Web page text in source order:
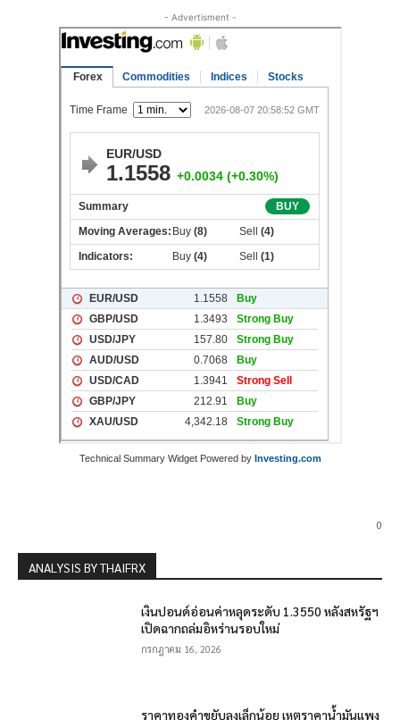
- Advertisment -
Technical Summary Widget Powered by Investing.com
0
ANALYSIS BY THAIFRX
เงินปอนด์อ่อนค่าหลุดระดับ 1.3550 หลังสหรัฐฯ
เปิดฉากถล่มอิหร่านรอบใหม่
กรกฎาคม 16, 2026
ราคาทองคำขยับลงเล็กน้อย เหตุราคาน้ำมันแพง